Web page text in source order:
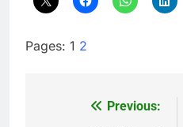
Pages: 1 2
NavigasiPrevious: